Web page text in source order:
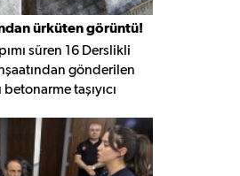
ürküten görüntü!
süren 16 Derslikli
gönderilen
taşıyıcı
Görüntüler,
soru işaretleri
kurumların teknik